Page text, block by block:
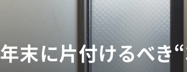
年末に片付けるべき